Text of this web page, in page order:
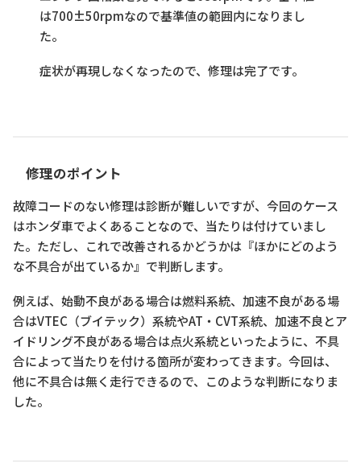
は700±50rpmなので基準値の範囲内になりまし
た。
症状が再現しなくなったので、修理は完了です。
修理のポイント
故障コードのない修理は診断が難しいですが、今回のケース
はホンダ車でよくあることなので、当たりは付けていまし
た。ただし、これで改善されるかどうかは『ほかにどのよう
な不具合が出ているか』で判断します。
例えば、始動不良がある場合は燃料系統、加速不良がある場
合はVTEC（ブイテック）系統やAT・CVT系統、加速不良とア
イドリング不良がある場合は点火系統といったように、不具
合によって当たりを付ける箇所が変わってきます。今回は、
他に不具合は無く走行できるので、このような判断になりま
した。